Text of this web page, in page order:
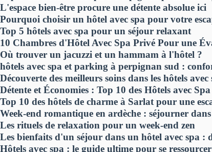
L'espace bien-être procure une détente absolue ici
Pourquoi choisir un hôtel avec spa pour votre
Top 5 hôtels avec spa pour un séjour relaxant
10 Chambres d'Hôtel Avec Spa Privé Pour une
Où trouver un jacuzzi et un hammam à l'hôtel ?
hôtels avec spa et parking à perpignan sud :
Découverte des meilleurs soins dans les hôtels avec
Détente et Économies : Top 10 des Hôtels avec
Top 10 des hôtels de charme à Sarlat pour une
Week-end romantique en ardèche : séjourner
Les rituels de relaxation pour un week-end zen
Les bienfaits d'un séjour dans un hôtel avec spa :
Hôtels avec spa : le guide ultime pour se ressourcer